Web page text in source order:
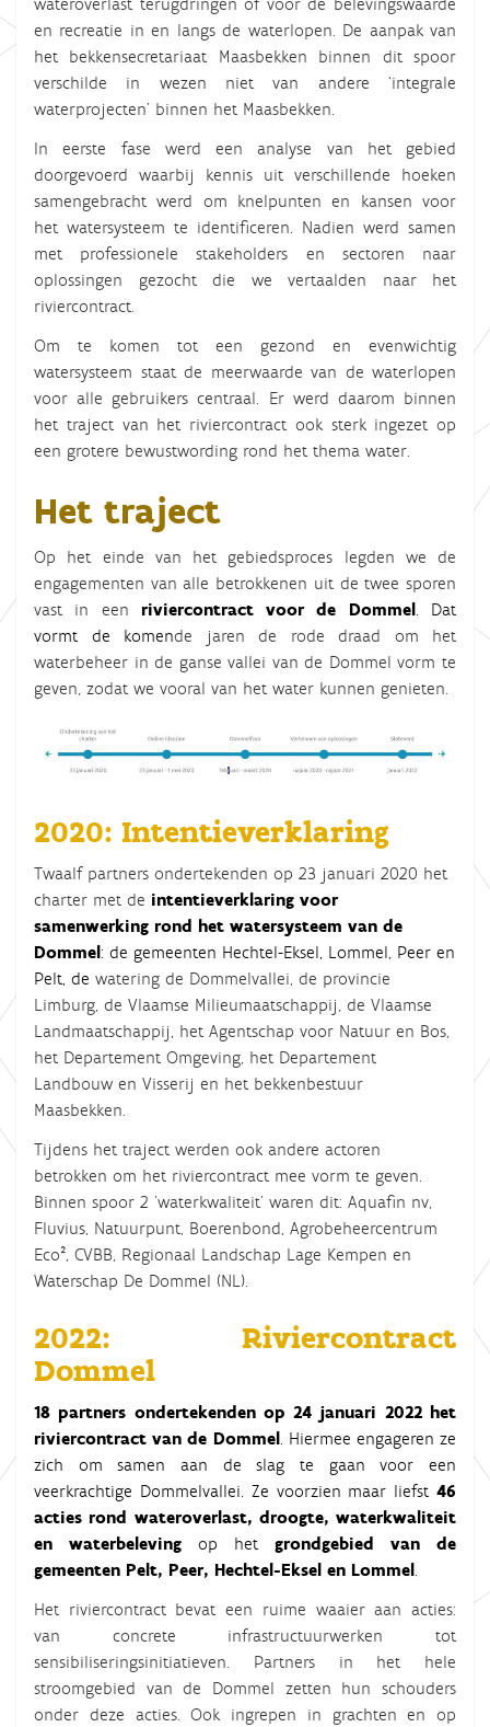
en recreatie in en langs de waterlopen. De aanpak van
het bekkensecretariaat Maasbekken binnen dit spoor
verschilde in wezen niet van andere ‘integrale
waterprojecten’ binnen het Maasbekken.
In eerste fase werd een analyse van het gebied
doorgevoerd waarbij kennis uit verschillende hoeken
samengebracht werd om knelpunten en kansen voor
het watersysteem te identificeren. Nadien werd samen
met professionele stakeholders en sectoren naar
oplossingen gezocht die we vertaalden naar het
riviercontract.
Om te komen tot een gezond en evenwichtig
watersysteem staat de meerwaarde van de waterlopen
voor alle gebruikers centraal. Er werd daarom binnen
het traject van het riviercontract ook sterk ingezet op
een grotere bewustwording rond het thema water.
Het traject
Op het einde van het gebiedsproces legden we de
engagementen van alle betrokkenen uit de twee sporen
vast in een riviercontract voor de Dommel. Dat
vormt de komende jaren de rode draad om het
waterbeheer in de ganse vallei van de Dommel vorm te
geven, zodat we vooral van het water kunnen genieten.
2020: Intentieverklaring
Twaalf partners ondertekenden op 23 januari 2020 het
charter met de intentieverklaring voor
samenwerking rond het watersysteem van de
Dommel: de gemeenten Hechtel-Eksel, Lommel, Peer en
Pelt, de watering de Dommelvallei, de provincie
Limburg, de Vlaamse Milieumaatschappij, de Vlaamse
Landmaatschappij, het Agentschap voor Natuur en Bos,
het Departement Omgeving, het Departement
Landbouw en Visserij en het bekkenbestuur
Maasbekken.
Tijdens het traject werden ook andere actoren
betrokken om het riviercontract mee vorm te geven.
Binnen spoor 2 'waterkwaliteit' waren dit: Aquafin nv,
Fluvius, Natuurpunt, Boerenbond, Agrobeheercentrum
Eco², CVBB, Regionaal Landschap Lage Kempen en
Waterschap De Dommel (NL).
2022: Riviercontract
Dommel
18 partners ondertekenden op 24 januari 2022 het
riviercontract van de Dommel. Hiermee engageren ze
zich om samen aan de slag te gaan voor een
veerkrachtige Dommelvallei. Ze voorzien maar liefst 46
acties rond wateroverlast, droogte, waterkwaliteit
en waterbeleving op het grondgebied van de
gemeenten Pelt, Peer, Hechtel-Eksel en Lommel.
Het riviercontract bevat een ruime waaier aan acties:
van concrete infrastructuurwerken tot
sensibiliseringsinitiatieven. Partners in het hele
stroomgebied van de Dommel zetten hun schouders
onder deze acties. Ook ingrepen in grachten en op